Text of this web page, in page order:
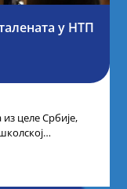
у НТП
целе Србије,